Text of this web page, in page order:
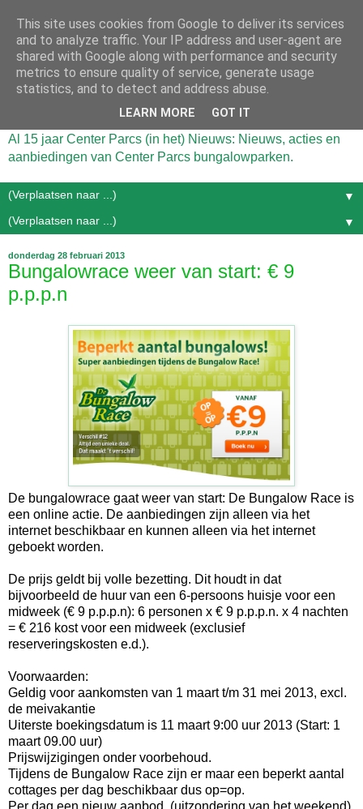
Al 15 jaar Center Parcs (in het) Nieuws: Nieuws, acties en
aanbiedingen van Center Parcs bungalowparken.
▼
▼
donderdag 28 februari 2013
Bungalowrace weer van start: € 9
p.p.p.n
De bungalowrace gaat weer van start: De Bungalow Race is
een online actie. De aanbiedingen zijn alleen via het
internet beschikbaar en kunnen alleen via het internet
geboekt worden.
De prijs geldt bij volle bezetting. Dit houdt in dat
bijvoorbeeld de huur van een 6-persoons huisje voor een
midweek (€ 9 p.p.p.n): 6 personen x € 9 p.p.p.n. x 4 nachten
= € 216 kost voor een midweek (exclusief
reserveringskosten e.d.).
Voorwaarden:
Geldig voor aankomsten van 1 maart t/m 31 mei 2013, excl.
de meivakantie
Uiterste boekingsdatum is 11 maart 9:00 uur 2013 (Start: 1
maart 09.00 uur)
Prijswijzigingen onder voorbehoud.
Tijdens de Bungalow Race zijn er maar een beperkt aantal
cottages per dag beschikbaar dus op=op.
Per dag een nieuw aanbod. (uitzondering van het weekend).
This site uses cookies from Google to deliver its services
and to analyze traffic. Your IP address and user-agent are
shared with Google along with performance and security
metrics to ensure quality of service, generate usage
statistics, and to detect and address abuse.
LEARN MORE GOT IT